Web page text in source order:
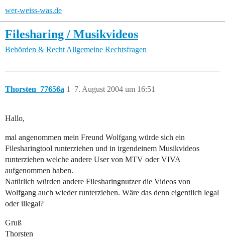
wer-weiss-was.de
Filesharing / Musikvideos
Behörden & Recht Allgemeine Rechtsfragen
Thorsten_77656a 7. August 2004 um 16:51
1
Hallo,
mal angenommen mein Freund Wolfgang würde sich ein
Filesharingtool runterziehen und in irgendeinem Musikvideos
runterziehen welche andere User von MTV oder VIVA
aufgenommen haben.
Natürlich würden andere Filesharingnutzer die Videos von
Wolfgang auch wieder runterziehen. Wäre das denn eigentlich legal
oder illegal?
Gruß
Thorsten